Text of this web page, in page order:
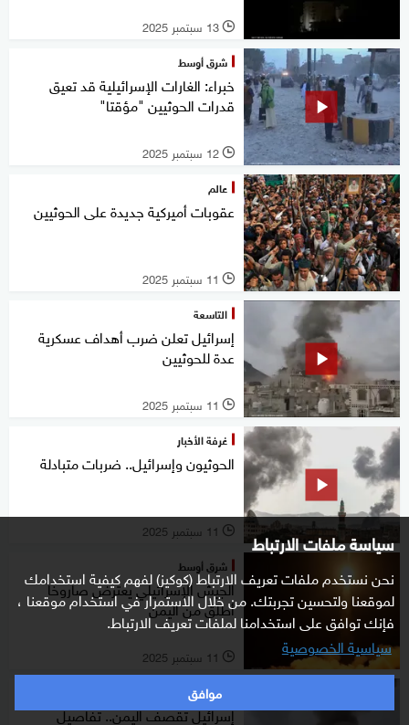
سياسة ملفات الارتباط
نحن نستخدم ملفات تعريف الارتباط (كوكيز) لفهم كيفية استخدامك
لموقعنا ولتحسين تجربتك. من خلال الاستمرار في استخدام موقعنا ،
فإنك توافق على استخدامنا لملفات تعريف الارتباط.
سياسية الخصوصية
موافق
l 13 سبتمبر 2025
شرق أوسط
خبراء: الغارات الإسرائيلية قد تعيق
قدرات الحوثيين "مؤقتا"
l 12 سبتمبر 2025
عالم
عقوبات أميركية جديدة على الحوثيين
l 11 سبتمبر 2025
التاسعة
إسرائيل تعلن ضرب أهداف عسكرية
عدة للحوثيين
l 11 سبتمبر 2025
غرفة الأخبار
الحوثيون وإسرائيل.. ضربات متبادلة
l 11 سبتمبر 2025
شرق أوسط
الجيش الإسرائيلي يعترض صاروخا
أطلق من اليمن
l 11 سبتمبر 2025
شرق أوسط
إسرائيل تقصف اليمن.. تفاصيل